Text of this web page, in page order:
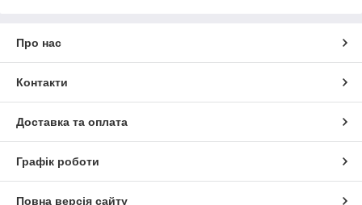
Про нас
Контакти
Доставка та оплата
Графік роботи
Повна версія сайту